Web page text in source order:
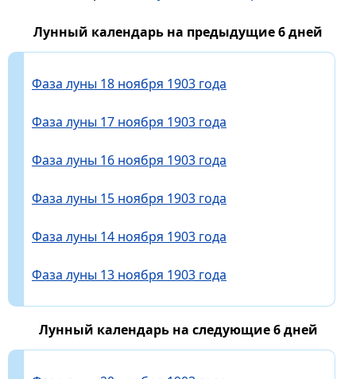
Лунный календарь на предыдущие 6 дней
Фаза луны 18 ноября 1903 года
Фаза луны 17 ноября 1903 года
Фаза луны 16 ноября 1903 года
Фаза луны 15 ноября 1903 года
Фаза луны 14 ноября 1903 года
Фаза луны 13 ноября 1903 года
Лунный календарь на следующие 6 дней